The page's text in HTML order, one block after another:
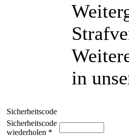
in
Sicherheitscode
Sicherheitscode
wiederholen *